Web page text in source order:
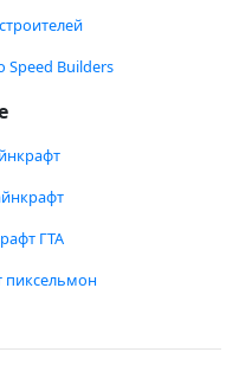
Speed Builders
ГТА
пиксельмон